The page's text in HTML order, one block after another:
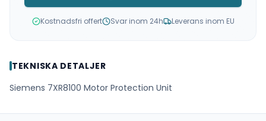
Kostnadsfri offert Svar inom 24h Leverans inom EU
TEKNISKA DETALJER
Siemens 7XR8100 Motor Protection Unit